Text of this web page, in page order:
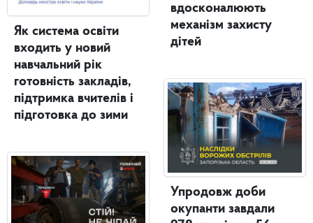
Як система освіти
входить у новий
навчальний рік
готовність закладів,
підтримка вчителів і
підготовка до зими
вдосконалюють
механізм захисту
дітей
Упродовж доби
окупанти завдали